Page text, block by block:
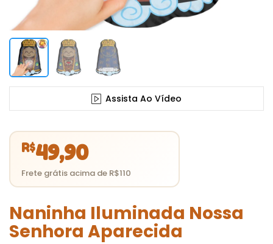
Assista Ao Vídeo
Naninha Iluminada Nossa
Senhora Aparecida
R$49,90